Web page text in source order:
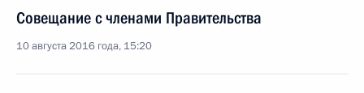
Совещание с членами Правительства
10 августа 2016 года, 15:20